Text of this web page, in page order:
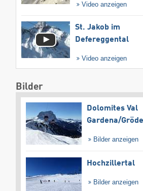
Video anzeigen
St. Jakob im
Defereggental
Video anzeigen
Bilder
Dolomites Val
Gardena/​
Bilder anzeigen
Hochzillertal
Bilder anzeigen